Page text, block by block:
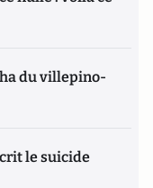
du villepino-
le suicide